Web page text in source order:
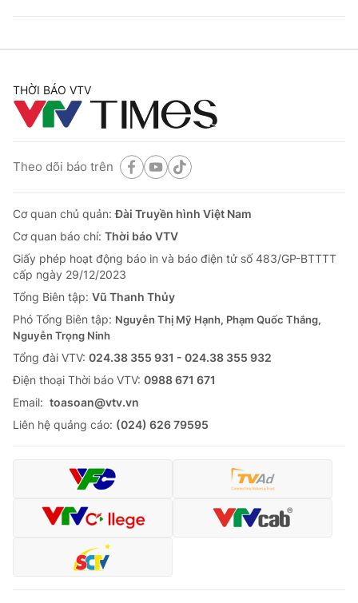
THỜI BÁO VTV
Theo dõi báo trên
Cơ quan chủ quản:Đài Truyền hình Việt Nam
Cơ quan báo chí: Thời báo VTV
Giấy phép hoạt động báo in và báo điện tử số 483/GP-BTTTT
cấp ngày 29/12/2023
Tổng Biên tập: Vũ Thanh Thủy
Phó Tổng Biên tập: Nguyễn Thị Mỹ Hạnh, Phạm Quốc Thắng,
Nguyễn Trọng Ninh
Tổng đài VTV: 024.38 355 931 - 024.38 355 932
Ðiện thoại Thời báo VTV: 0988 671 671
Email: toasoan@vtv.vn
Liên hệ quảng cáo: (024) 626 79595